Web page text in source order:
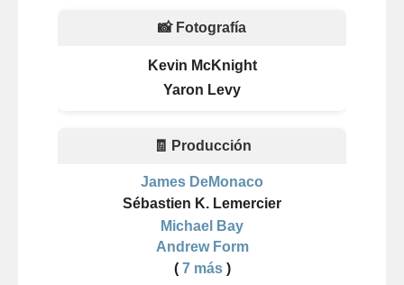
📸 Fotografía
Kevin McKnight
Yaron Levy
🧾 Producción
James DeMonaco
Sébastien K. Lemercier
Michael Bay
Andrew Form
( 7 más)